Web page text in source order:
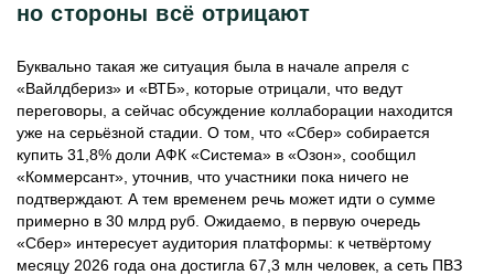
но стороны всё отрицают
Буквально такая же ситуация была в начале апреля с
«Вайлдбериз» и «ВТБ», которые отрицали, что ведут
переговоры, а сейчас обсуждение коллаборации находится
уже на серьёзной стадии. О том, что «Сбер» собирается
купить 31,8% доли АФК «Система» в «Озон», сообщил
«Коммерсант», уточнив, что участники пока ничего не
подтверждают. А тем временем речь может идти о сумме
примерно в 30 млрд руб. Ожидаемо, в первую очередь
«Сбер» интересует аудитория платформы: к четвёртому
месяцу 2026 года она достигла 67,3 млн человек, а сеть ПВЗ